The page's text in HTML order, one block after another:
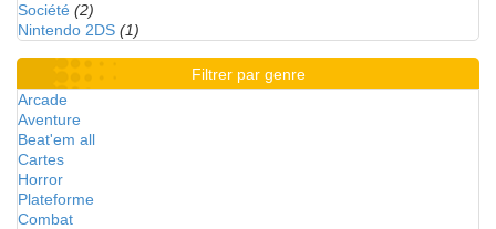
Société (2)
Nintendo 2DS (1)
Filtrer par genre
Arcade
Aventure
Beat'em all
Cartes
Horror
Plateforme
Combat